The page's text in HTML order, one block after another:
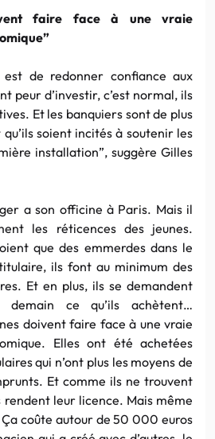
faire face à une vraie
de redonner confiance aux
peur d’investir, c’est normal, ils
Et les banquiers sont de plus
soient incités à soutenir les
installation”, suggère Gilles
a son officine à Paris. Mais il
les réticences des jeunes.
que des emmerdes dans le
ils font au minimum des
Et en plus, ils se demandent
demain ce qu’ils achètent…
doivent faire face à une vraie
Elles ont été achetées
qui n’ont plus les moyens de
Et comme ils ne trouvent
rendent leur licence. Mais même
coûte autour de 50 000 euros